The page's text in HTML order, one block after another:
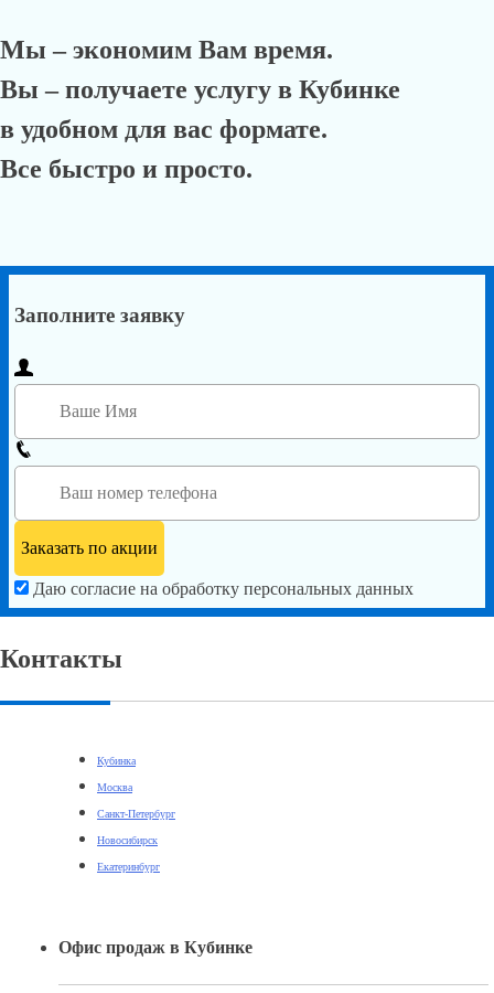
Мы – экономим Вам время.
Вы – получаете услугу в Кубинке
в удобном для вас формате.
Все быстро и просто.
Заполните заявку
Даю согласие на обработку персональных данных
Контакты
Кубинка
Москва
Санкт-Петербург
Новосибирск
Екатеринбург
Офис продаж в Кубинке